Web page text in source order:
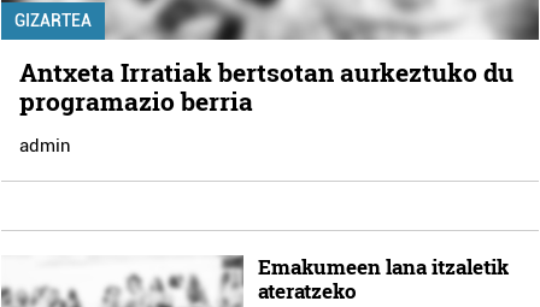
GIZARTEA
Antxeta Irratiak bertsotan aurkeztuko du
programazio berria
admin
Emakumeen lana itzaletik
ateratzeko